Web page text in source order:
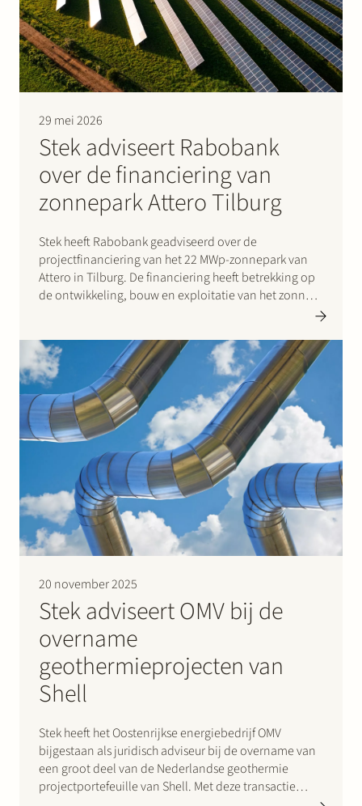
29 mei 2026
Stek adviseert Rabobank
over de financiering van
zonnepark Attero Tilburg
Stek heeft Rabobank geadviseerd over de
projectfinanciering van het 22 MWp-zonnepark van
Attero in Tilburg. De financiering heeft betrekking op
de ontwikkeling, bouw en exploitatie van het zonne-
voldoende duurzame elektriciteit opwekken om
circa…
20 november 2025
Stek adviseert OMV bij de
overname
geothermieprojecten van
Shell
Stek heeft het Oostenrijkse energiebedrijf OMV
bijgestaan als juridisch adviseur bij de overname van
een groot deel van de Nederlandse geothermie
projectportefeuille van Shell. Met deze transactie
Werken bij Stek
Partner Expertise Energie